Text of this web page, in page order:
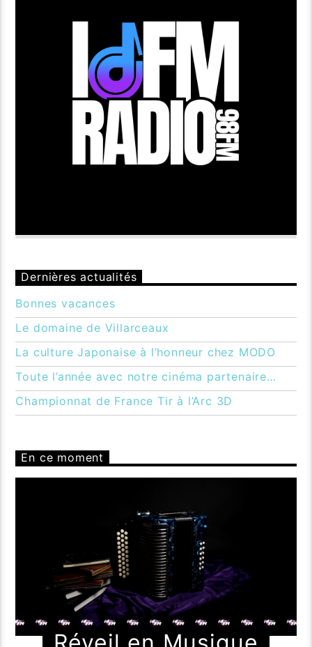
Dernières actualités
Bonnes vacances
Le domaine de Villarceaux
La culture Japonaise à l’honneur chez MODO
Toute l’année avec notre cinéma partenaire…
Championnat de France Tir à l’Arc 3D
En ce moment